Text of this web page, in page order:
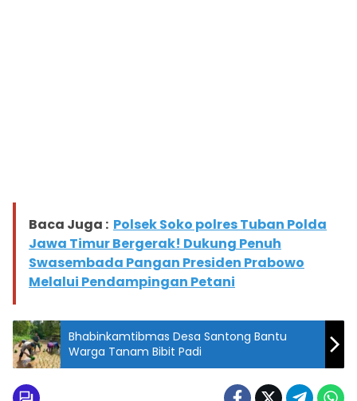
Baca Juga : Polsek Soko polres Tuban Polda
Jawa Timur Bergerak! Dukung Penuh
Swasembada Pangan Presiden Prabowo
Melalui Pendampingan Petani
Bhabinkamtibmas Desa Santong Bantu
Warga Tanam Bibit Padi